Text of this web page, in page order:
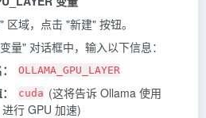
区域，点击 "新建" 按钮。
量" 对话框中，输入以下信息：
OLLAMA_GPU_LAYER
cuda (这将告诉 Ollama 使用
行 GPU 加速)